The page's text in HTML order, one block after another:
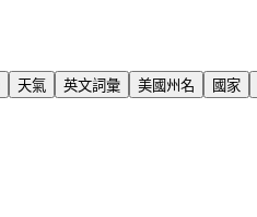
天氣 英文詞彙 美國州名 國家